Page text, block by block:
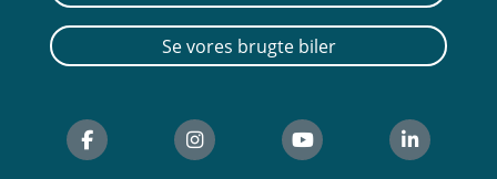
Se vores brugte biler